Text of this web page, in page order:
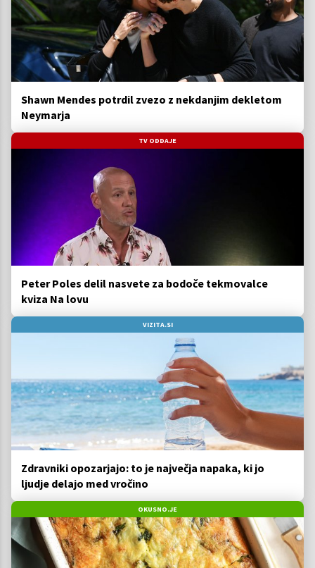
Shawn Mendes potrdil zvezo z nekdanjim dekletom
Neymarja
TV ODDAJE
Peter Poles delil nasvete za bodoče tekmovalce
kviza Na lovu
VIZITA.SI
Zdravniki opozarjajo: to je največja napaka, ki jo
ljudje delajo med vročino
OKUSNO.JE